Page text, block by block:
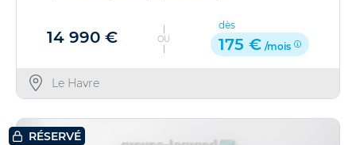
14 990 € OU
dès
175 € /mois
Le Havre
RÉSERVÉ